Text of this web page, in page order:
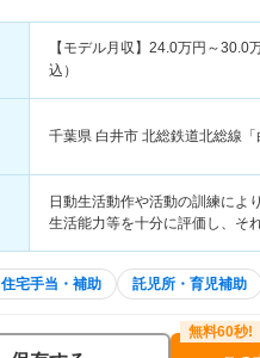
【モデル月収】 24.0万円～30.0
込）
千葉県 白井市 北総鉄道北総線「
日動生活動作や活動の訓練によ
生活能力等を十分に評価し、そ
住宅手当・補助 託児所・育児補助